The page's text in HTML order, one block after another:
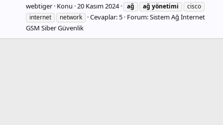
webtiger Konu 20 Kasım 2024 ağ ağ yönetimi
cisco
internet
network Cevaplar: 5 Forum:Sistem Ağ İnternet
GSM Siber Güvenlik